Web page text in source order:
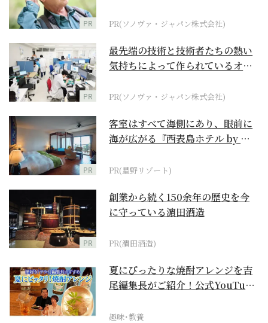
PR PR(ソノヴァ・ジャパン株式会社)
PR
最先端の技術と技術者たちの熱い
気持ちによって作られているオー
PR(ソノヴァ・ジャパン株式会社)
PR
客室はすべて海側にあり、眼前に
海が広がる『西表島ホテル by 星
PR(星野リゾート)
PR
創業から続く150余年の歴史を今
に守っている濵田酒造
PR(濵田酒造)
夏にぴったりな焼酎アレンジを吉
尾編集長がご紹介！公式YouTube
趣味･教養